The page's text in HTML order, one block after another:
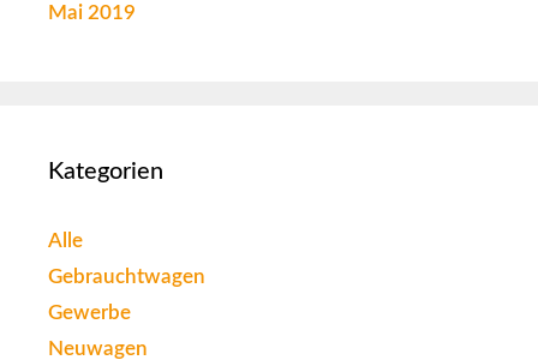
Mai 2019
Kategorien
Alle
Gebrauchtwagen
Gewerbe
Neuwagen